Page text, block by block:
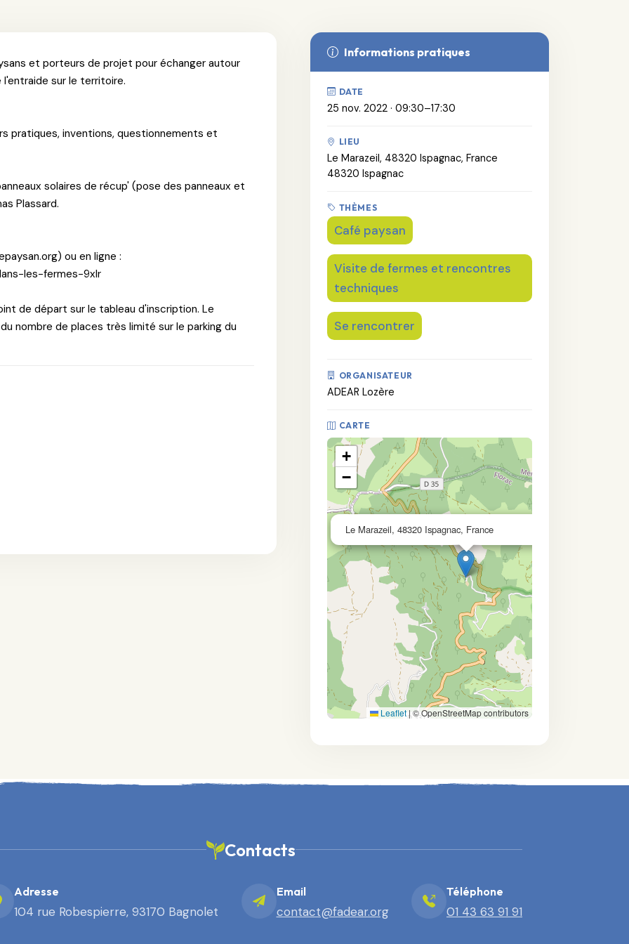
et porteurs de projet pour échanger autour
sur le territoire.
pratiques, inventions, questionnements et
solaires de récup' (pose des panneaux et
Plassard.
ou en ligne :
les-fermes-9xlr
de départ sur le tableau d'inscription. Le
nombre de places très limité sur le parking du
Informations pratiques
DATE
25 nov. 2022 · 09:30–17:30
LIEU
Le Marazeil, 48320 Ispagnac, France
48320 Ispagnac
THÈMES
Café paysan
Visite de fermes et rencontres
techniques
Se rencontrer
ORGANISATEUR
ADEAR Lozère
CARTE
Le Marazeil, 48320 Ispagnac, France
+
−
Leaflet| © OpenStreetMap contributors
Contacts
Adresse
104 rue Robespierre, 93170 Bagnolet
Email
contact@fadear.org
Téléphone
01 43 63 91 91